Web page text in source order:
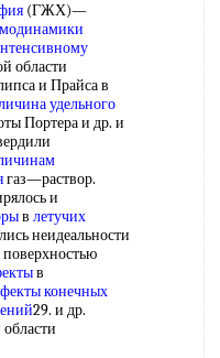
(ГЖХ)—
области
и Прайса в
удельного
Портера и др. и
газ—раствор.
и
в летучих
неидеальности
поверхностью
в
конечных
29. и др.
области